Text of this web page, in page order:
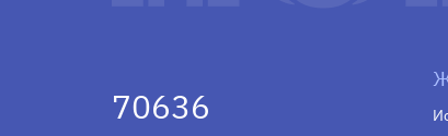
70636